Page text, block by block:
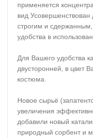
применяется
вид
строгим и
удобства в
Для Вашего удобства
двусторонней, в цвет
костюма.
Новое сырьё
увеличения
добавили новый
природный сорбент и